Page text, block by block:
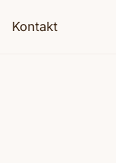
Kontakt